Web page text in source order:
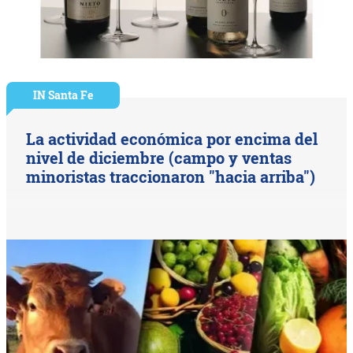
IN Santa Fe
La actividad económica por encima del
nivel de diciembre (campo y ventas
minoristas traccionaron "hacia arriba")